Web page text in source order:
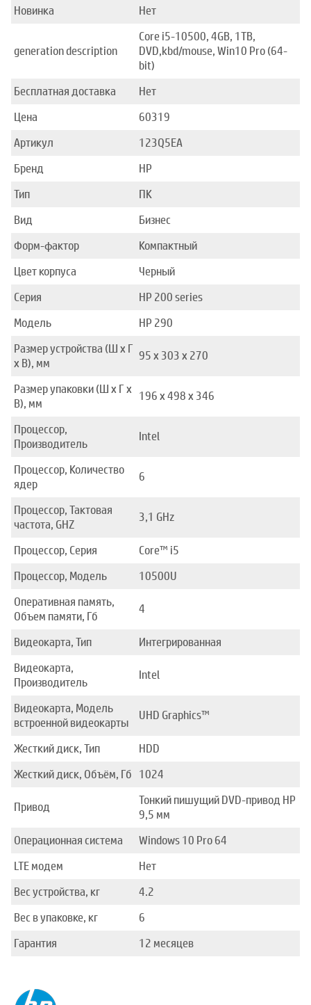
Новинка
Нет
generation description
Core i5-10500, 4GB, 1TB,
DVD,kbd/mouse, Win10 Pro (64-
bit)
Бесплатная доставка
Нет
Цена
60319
Артикул
123Q5EA
Бренд
HP
Тип
ПК
Вид
Бизнес
Форм-фактор
Компактный
Цвет корпуса
Черный
Серия
HP 200 series
Модель
HP 290
Размер устройства (Ш x Г
x В), мм
95 x 303 x 270
Размер упаковки (Ш x Г x
В), мм
196 x 498 x 346
Процессор,
Производитель
Intel
Процессор, Количество
ядер
6
Процессор, Тактовая
частота, GHZ
3,1 GHz
Процессор, Серия
Core™ i5
Процессор, Модель
10500U
Оперативная память,
Объем памяти, Гб
4
Видеокарта, Тип
Интегрированная
Видеокарта,
Производитель
Intel
Видеокарта, Модель
встроенной видеокарты
UHD Graphics™
Жесткий диск, Тип
HDD
Жесткий диск, Объём, Гб 1024
Привод
Тонкий пишущий DVD-привод HP
9,5 мм
Операционная система
Windows 10 Pro 64
LTE модем
Нет
Вес устройства, кг
4.2
Вес в упаковке, кг
6
Гарантия
12 месяцев